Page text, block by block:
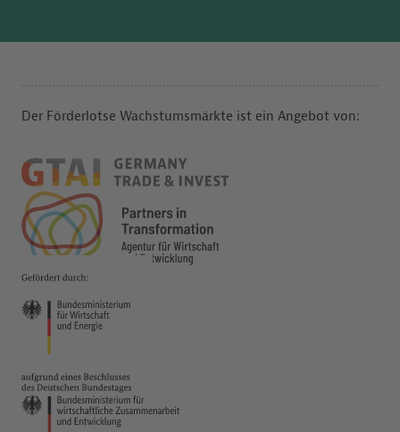
Der Förderlotse Wachstumsmärkte ist ein Angebot von: